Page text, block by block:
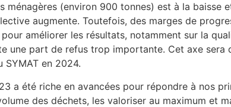
ménagères (environ 900 tonnes) est à la baisse
augmente. Toutefois, des marges de
pour améliorer les résultats, notamment sur la
une part de refus trop importante. Cet axe sera
SYMAT en 2024.
a été riche en avancées pour répondre à nos
des déchets, les valoriser au maximum et